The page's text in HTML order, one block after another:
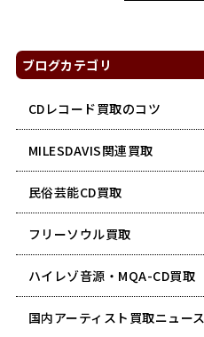
ブログカテゴリ
CDレコード買取のコツ
MILESDAVIS関連買取
民俗芸能CD買取
フリーソウル買取
ハイレゾ音源・MQA-CD買取
国内アーティスト買取ニュース